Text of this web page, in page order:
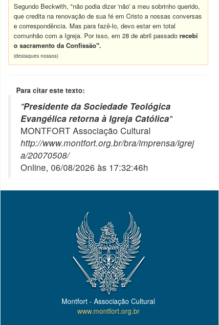
Segundo Beckwith, "não podia dizer 'não' a meu sobrinho querido,
que credita na renovação de sua fé em Cristo a nossas conversas
e correspondência. Mas para fazê-lo, devo estar em total
comunhão com a Igreja. Por isso, em 28 de abril passadorecebi
o sacramento da Confissão".
(destaques nossos)
Para citar este texto:
"Presidente da Sociedade Teológica
Evangélica retorna à Igreja Católica"
MONTFORT Associação Cultural
http://www.montfort.org.br/bra/imprensa/igrej
a/20070508/
Online, 06/08/2026 às 17:32:46h
Montfort - Associação Cultural
www.montfort.org.br